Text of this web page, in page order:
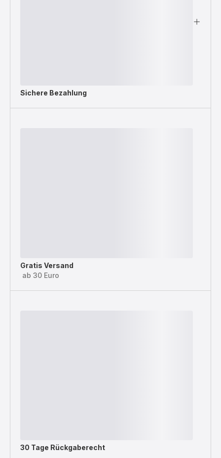
Sichere Bezahlung
Gratis Versand
ab 30 Euro
30 Tage Rückgaberecht